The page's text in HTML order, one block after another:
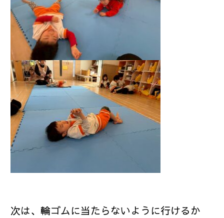
次は、輪ゴムに当たらないように行けるか